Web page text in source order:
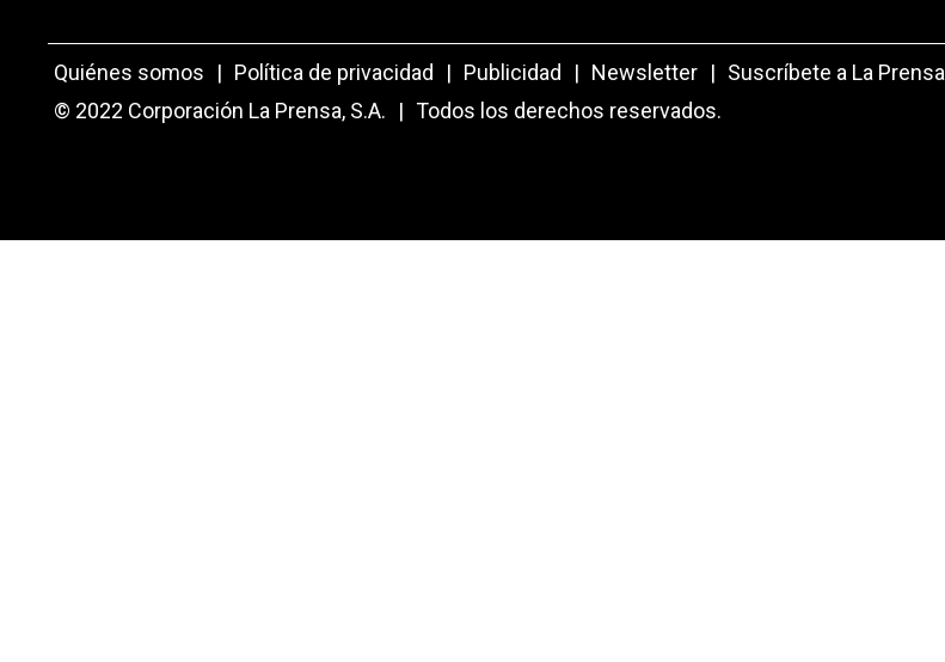
Quiénes somos | Política de privacidad | Publicidad | Newsletter | Suscríbete a La Prensa
© 2022 Corporación La Prensa, S.A.
| Todos los derechos reservados.